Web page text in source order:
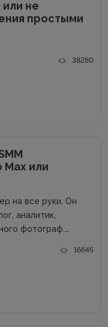
или не
простыми
38280
Max или
на все руки. Он
аналитик,
фотограф.
это еще не все.
смартфон —
16645